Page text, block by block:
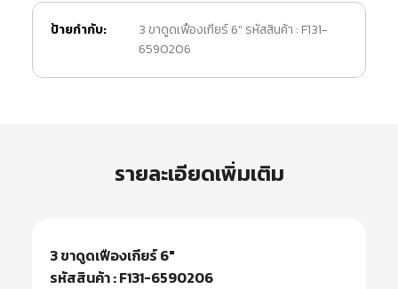
ป้ายกำกับ:
3 ขาดูดเฟืองเกียร์ 6" รหัสสินค้า : F131-
6590206
รายละเอียดเพิ่มเติม
3 ขาดูดเฟืองเกียร์ 6″
รหัสสินค้า : F131-6590206